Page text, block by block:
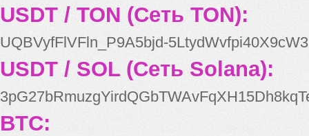
USDT / TON (Сеть TON):
UQBVyfFlVFln_P9A5bjd-
USDT / SOL (Сеть Solana):
BTC: